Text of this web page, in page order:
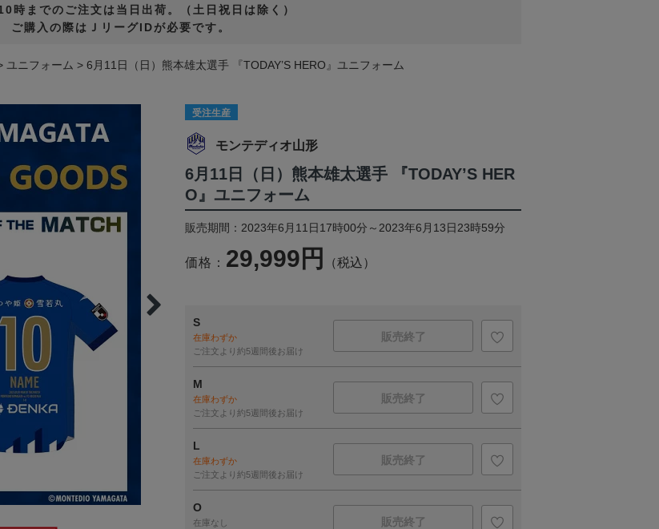
時までのご注文は当日出荷。（土日祝日は除く）
ご購入の際はＪリーグIDが必要です。
ユニフォーム 6月11日（日）熊本雄太選手 『TODAY’S HERO』ユニフォーム
受注生産
モンテディオ山形
6月11日（日）熊本雄太選手 『TODAY’S HER
O』ユニフォーム
販売期間：2023年6月11日17時00分～2023年6月13日23時59分
価格： 29,999円 （税込）
S
在庫わずか
ご注文より約5週間後お届け
販売終了
M
在庫わずか
ご注文より約5週間後お届け
販売終了
L
在庫わずか
ご注文より約5週間後お届け
販売終了
O
在庫なし
販売終了